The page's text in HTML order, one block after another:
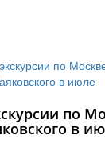
по
в